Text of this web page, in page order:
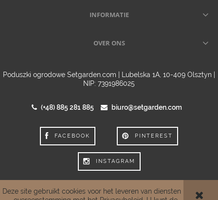
Deze site gebruikt cookies voor het leveren van diensten in
INFORMATIE
OVER ONS
Poduszki ogrodowe Setgarden.com | Lubelska 1A, 10-409 Olsztyn |
NIP: 7391986025
(+48) 885 281 885 biuro@setgarden.com
FACEBOOK PINTEREST
INSTAGRAM